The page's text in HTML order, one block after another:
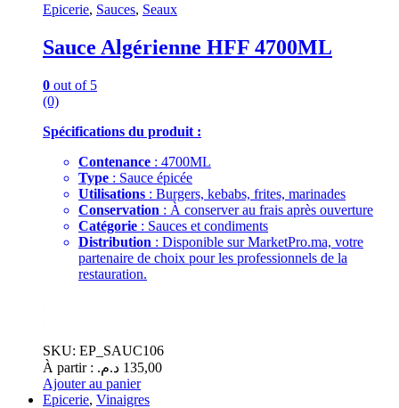
Epicerie, Sauces, Seaux
Sauce Algérienne HFF 4700ML
0 out of 5
(0)
Spécifications du produit :
Contenance : 4700ML
Type : Sauce épicée
Utilisations : Burgers, kebabs, frites, marinades
Conservation : À conserver au frais après ouverture
Catégorie : Sauces et condiments
Distribution : Disponible sur MarketPro.ma, votre
partenaire de choix pour les professionnels de la
restauration.
SKU: EP_SAUC106
À partir :
135,00 د.م.
Ajouter au panier
Epicerie, Vinaigres